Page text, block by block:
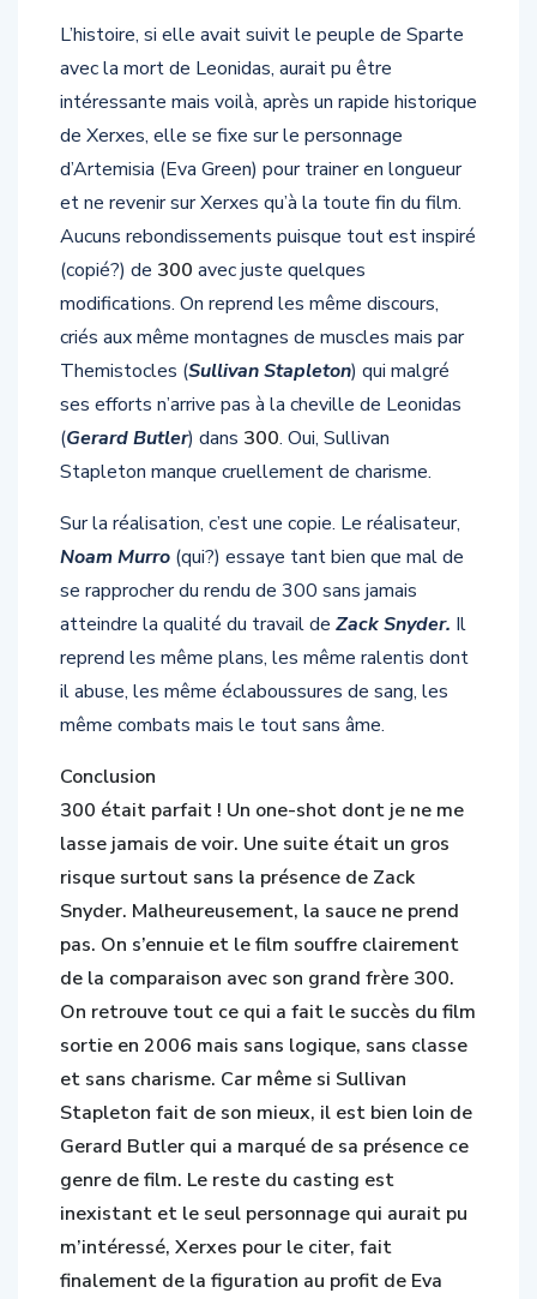
L’histoire, si elle avait suivit le peuple de Sparte
avec la mort de Leonidas, aurait pu être
intéressante mais voilà, après un rapide historique
de Xerxes, elle se fixe sur le personnage
d’Artemisia (Eva Green) pour trainer en longueur
et ne revenir sur Xerxes qu’à la toute fin du film.
Aucuns rebondissements puisque tout est inspiré
(copié?) de 300 avec juste quelques
modifications. On reprend les même discours,
criés aux même montagnes de muscles mais par
Themistocles (Sullivan Stapleton) qui malgré
ses efforts n’arrive pas à la cheville de Leonidas
(Gerard Butler) dans 300. Oui, Sullivan
Stapleton manque cruellement de charisme.
Sur la réalisation, c’est une copie. Le réalisateur,
Noam Murro (qui?) essaye tant bien que mal de
se rapprocher du rendu de 300 sans jamais
atteindre la qualité du travail de Zack Snyder. Il
reprend les même plans, les même ralentis dont
il abuse, les même éclaboussures de sang, les
même combats mais le tout sans âme.
Conclusion
300 était parfait ! Un one-shot dont je ne me
lasse jamais de voir. Une suite était un gros
risque surtout sans la présence de Zack
Snyder. Malheureusement, la sauce ne prend
pas. On s’ennuie et le film souffre clairement
de la comparaison avec son grand frère 300.
On retrouve tout ce qui a fait le succès du film
sortie en 2006 mais sans logique, sans classe
et sans charisme. Car même si Sullivan
Stapleton fait de son mieux, il est bien loin de
Gerard Butler qui a marqué de sa présence ce
genre de film. Le reste du casting est
inexistant et le seul personnage qui aurait pu
m’intéressé, Xerxes pour le citer, fait
finalement de la figuration au profit de Eva